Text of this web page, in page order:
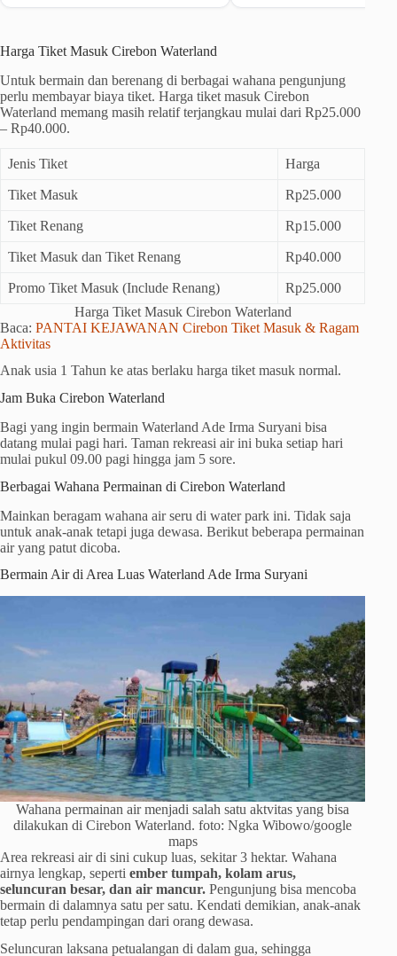
Harga Tiket Masuk Cirebon Waterland
Untuk bermain dan berenang di berbagai wahana pengunjung
perlu membayar biaya tiket. Harga tiket masuk Cirebon
Waterland memang masih relatif terjangkau mulai dari Rp25.000
– Rp40.000.
Jenis Tiket Harga
Tiket Masuk Rp25.000
Tiket Renang Rp15.000
Tiket Masuk dan Tiket Renang Rp40.000
Promo Tiket Masuk (Include Renang)
Rp25.000
Harga Tiket Masuk Cirebon Waterland
Baca: PANTAI KEJAWANAN Cirebon Tiket Masuk & Ragam
Aktivitas
Anak usia 1 Tahun ke atas berlaku harga tiket masuk normal.
Jam Buka Cirebon Waterland
Bagi yang ingin bermain Waterland Ade Irma Suryani bisa
datang mulai pagi hari. Taman rekreasi air ini buka setiap hari
mulai pukul 09.00 pagi hingga jam 5 sore.
Berbagai Wahana Permainan di Cirebon Waterland
Mainkan beragam wahana air seru di water park ini. Tidak saja
untuk anak-anak tetapi juga dewasa. Berikut beberapa permainan
air yang patut dicoba.
Bermain Air di Area Luas Waterland Ade Irma Suryani
Wahana permainan air menjadi salah satu aktvitas yang bisa
dilakukan di Cirebon Waterland. foto: Ngka Wibowo/google
maps
Area rekreasi air di sini cukup luas, sekitar 3 hektar. Wahana
airnya lengkap, seperti ember tumpah, kolam arus,
seluncuran besar, dan air mancur. Pengunjung bisa mencoba
bermain di dalamnya satu per satu. Kendati demikian, anak-anak
tetap perlu pendampingan dari orang dewasa.
Seluncuran laksana petualangan di dalam gua, sehingga